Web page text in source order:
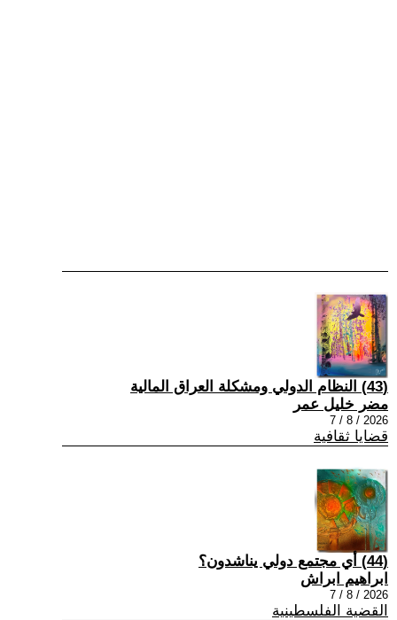
(43) النظام الدولي ومشكلة العراق المالية
مضر خليل عمر
2026 / 8 / 7
قضايا ثقافية
(44) أي مجتمع دولي يناشدون؟
ابراهيم ابراش
2026 / 8 / 7
القضية الفلسطينية